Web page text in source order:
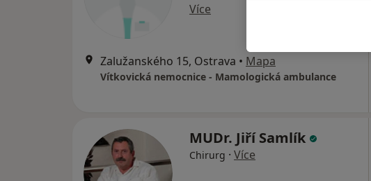
Více
Zalužanského 15, Ostrava • Mapa
Vítkovická nemocnice - Mamologická ambulance
MUDr. Jiří Samlík
Chirurg · Více